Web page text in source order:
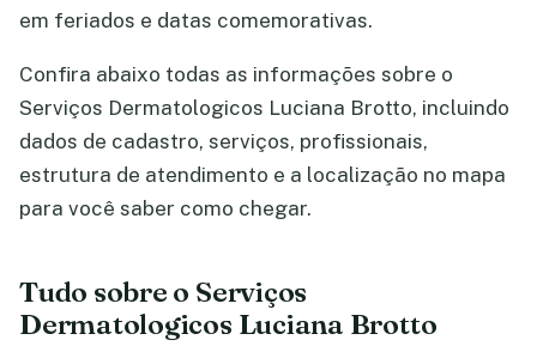
em feriados e datas comemorativas.
Confira abaixo todas as informações sobre o
Serviços Dermatologicos Luciana Brotto, incluindo
dados de cadastro, serviços, profissionais,
estrutura de atendimento e a localização no mapa
para você saber como chegar.
Tudo sobre o Serviços
Dermatologicos Luciana Brotto